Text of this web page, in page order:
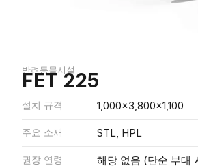
반려동물시설
FET 225
설치 규격 1,000x3,800x1,100
주요 소재 STL, HPL
권장 연령 해당 없음 (단순 부대